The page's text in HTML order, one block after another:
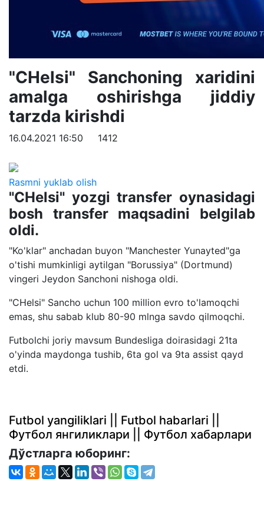
"CHelsi" Sanchoning xaridini
amalga oshirishga jiddiy
tarzda kirishdi
16.04.2021 16:50 1412
Rasmni yuklab olish
"CHelsi" yozgi transfer oynasidagi
bosh transfer maqsadini belgilab
oldi.
"Ko'klar" anchadan buyon "Manchester Yunayted"ga
o'tishi mumkinligi aytilgan "Borussiya" (Dortmund)
vingeri Jeydon Sanchoni nishoga oldi.
"CHelsi" Sancho uchun 100 million evro to'lamoqchi
emas, shu sabab klub 80-90 mlnga savdo qilmoqchi.
Futbolchi joriy mavsum Bundesliga doirasidagi 21ta
o'yinda maydonga tushib, 6ta gol va 9ta assist qayd
etdi.
Futbol yangiliklari || Futbol habarlari ||
Футбол янгиликлари || Футбол хабарлари
Дўстларга юборинг: